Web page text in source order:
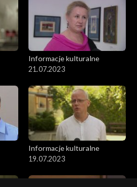
Informacje kulturalne
21.07.2023
Informacje kulturalne
19.07.2023